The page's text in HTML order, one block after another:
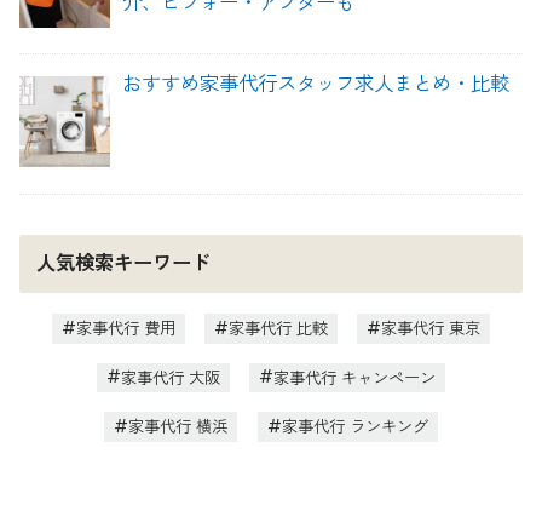
おすすめ家事代行スタッフ求人まとめ・比較
人気検索キーワード
家事代行 費用 家事代行 比較 家事代行 東京
家事代行 大阪 家事代行 キャンペーン
家事代行 横浜 家事代行 ランキング